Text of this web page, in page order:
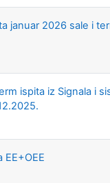
januar 2026 sale i
ispita iz Signala i
EE+OEE